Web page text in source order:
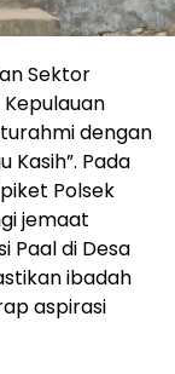
Sektor
dengan
Pada
Polsek
jemaat
Paal di Desa
ibadah
aspirasi